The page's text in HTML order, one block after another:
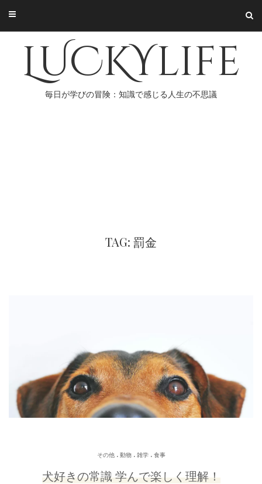
content
LUCKYlife
毎日が学びの冒険：知識で感じる人生の不思議
TAG: 罰金
その他. 動物. 雑学. 食事
犬好きの常識 学んで楽しく理解！